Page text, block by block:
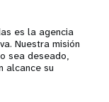
es la agencia
Nuestra misión
sea deseado,
alcance su